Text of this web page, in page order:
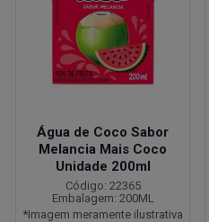
Água de Coco Sabor
Melancia Mais Coco
Unidade 200ml
Código: 22365
Embalagem: 200ML
*Imagem meramente ilustrativa